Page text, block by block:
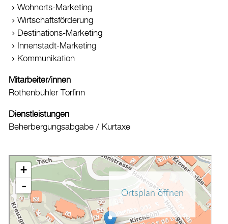
Wohnorts-Marketing
Wirtschaftsförderung
Destinations-Marketing
Innenstadt-Marketing
Kommunikation
Mitarbeiter/innen
Rothenbühler Torfinn
Dienstleistungen
Beherbergungsabgabe / Kurtaxe